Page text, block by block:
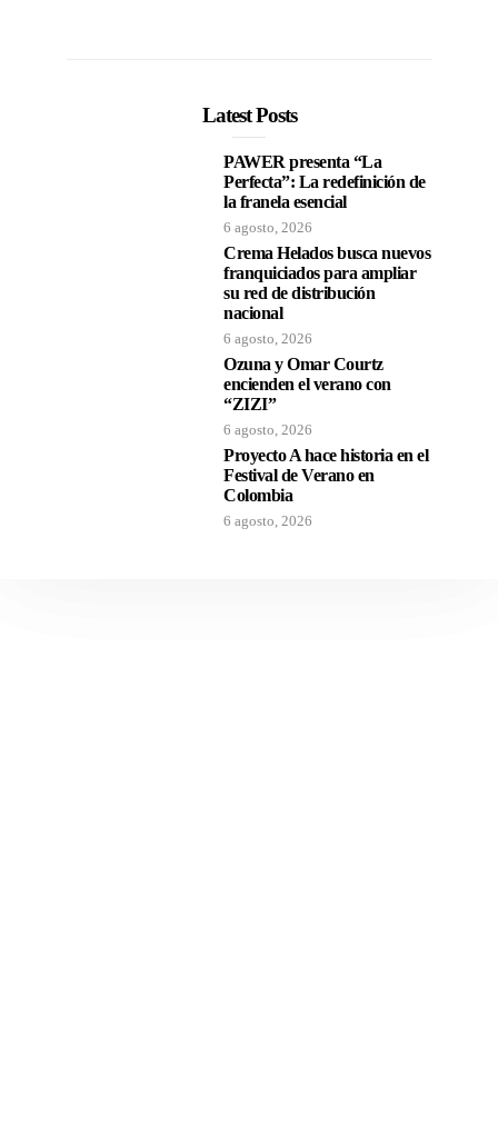
Latest Posts
PAWER presenta “La
Perfecta”: La redefinición de
la franela esencial
6 agosto, 2026
Crema Helados busca nuevos
franquiciados para ampliar
su red de distribución
nacional
6 agosto, 2026
Ozuna y Omar Courtz
encienden el verano con
“ZIZI”
6 agosto, 2026
Proyecto A hace historia en el
Festival de Verano en
Colombia
6 agosto, 2026